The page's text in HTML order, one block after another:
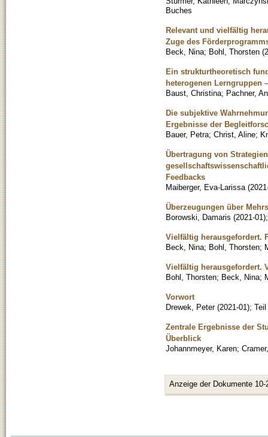
Buches
Relevant und vielfältig
Zuge des
Beck, Nina; Bohl, Thorsten (
Ein strukturtheoretisch
heterogenen Lerngruppen
Baust, Christina; Pachner,
Die subjektive
Ergebnisse der
Bauer, Petra; Christ, Aline;
Übertragung von
Feedbacks
Maiberger, Eva-Larissa (
Überzeugungen über
Borowski, Damaris (2021-01)
Vielfältig herausgefordert.
Beck, Nina; Bohl, Thorsten;
Vielfältig herausgefordert.
Bohl, Thorsten; Beck, Nina;
Vorwort
Drewek, Peter (2021-01);
Zentrale Ergebnisse der
Überblick
Johannmeyer, Karen;
Anzeige der Dokumente 10-